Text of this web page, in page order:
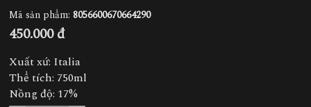
Mã sản phẩm: 8056600670664290
450.000 đ
Xuất xứ: Italia
Thể tích: 750ml
Nồng độ: 17%